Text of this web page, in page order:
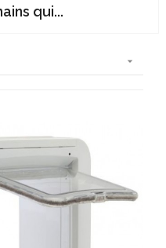
qui...
